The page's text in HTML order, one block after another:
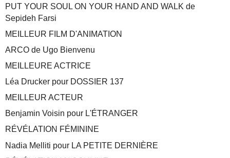
PUT YOUR SOUL ON YOUR HAND AND WALK de
Sepideh Farsi
MEILLEUR FILM D'ANIMATION
ARCO de Ugo Bienvenu
MEILLEURE ACTRICE
Léa Drucker pour DOSSIER 137
MEILLEUR ACTEUR
Benjamin Voisin pour L'ÉTRANGER
RÉVÉLATION FÉMININE
Nadia Melliti pour LA PETITE DERNIÈRE